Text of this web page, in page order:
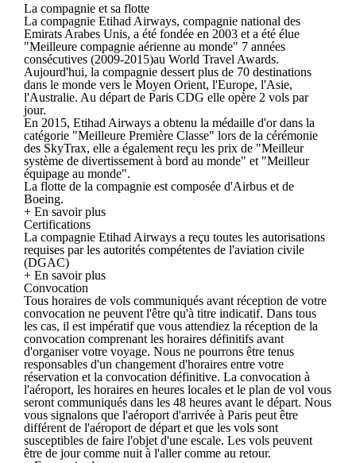
La compagnie et sa flotte
La compagnie Etihad Airways, compagnie national des
Emirats Arabes Unis, a été fondée en 2003 et a été élue
"Meilleure compagnie aérienne au monde" 7 années
consécutives (2009-2015)au World Travel Awards.
Aujourd'hui, la compagnie dessert plus de 70 destinations
dans le monde vers le Moyen Orient, l'Europe, l'Asie,
l'Australie. Au départ de Paris CDG elle opère 2 vols par
jour.
En 2015, Etihad Airways a obtenu la médaille d'or dans la
catégorie "Meilleure Première Classe" lors de la cérémonie
des SkyTrax, elle a également reçu les prix de "Meilleur
système de divertissement à bord au monde" et "Meilleur
équipage au monde".
La flotte de la compagnie est composée d'Airbus et de
Boeing.
+ En savoir plus
Certifications
La compagnie Etihad Airways a reçu toutes les autorisations
requises par les autorités compétentes de l'aviation civile
(DGAC)
+ En savoir plus
Convocation
Tous horaires de vols communiqués avant réception de votre
convocation ne peuvent l'être qu'à titre indicatif. Dans tous
les cas, il est impératif que vous attendiez la réception de la
convocation comprenant les horaires définitifs avant
d'organiser votre voyage. Nous ne pourrons être tenus
responsables d'un changement d'horaires entre votre
réservation et la convocation définitive. La convocation à
l'aéroport, les horaires en heures locales et le plan de vol vous
seront communiqués dans les 48 heures avant le départ. Nous
vous signalons que l'aéroport d'arrivée à Paris peut être
différent de l'aéroport de départ et que les vols sont
susceptibles de faire l'objet d'une escale. Les vols peuvent
être de jour comme nuit à l'aller comme au retour.